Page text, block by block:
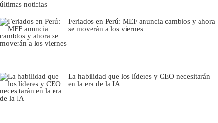
últimas noticias
Feriados en Perú: MEF anuncia cambios y ahora
se moverán a los viernes
La habilidad que los líderes y CEO necesitarán
en la era de la IA